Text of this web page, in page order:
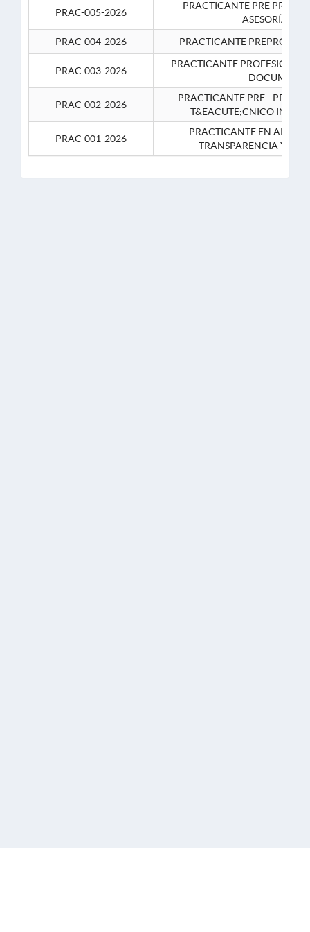
PRAC-005-2026
PRACTICANTE PRE
ASESORÍA
PRAC-004-2026
PRACTICANTE
PRAC-003-2026
PRACTICANTE
PRAC-002-2026
PRACTICANTE PRE -
T&EACUTE;CNICO
PRAC-001-2026
PRACTICANTE EN APOYO
TRANSPARENCIA Y